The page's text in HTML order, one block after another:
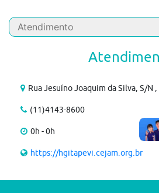
Rua Jesuíno Joaquim da Silva, S/N
(11)4143-8600
0h - 0h
https://hgitapevi.cejam.org.br